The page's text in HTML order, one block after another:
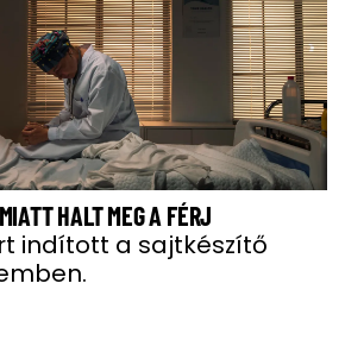
HALT MEG A FÉRJ
indított a sajtkészítő